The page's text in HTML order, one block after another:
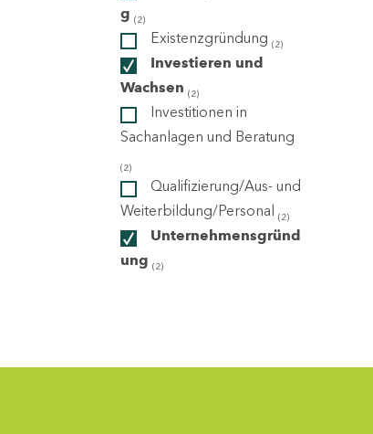
g (2)
Existenzgründung (2)
Investieren und
Wachsen (2)
Investitionen in
Sachanlagen und Beratung
(2)
Qualifizierung/Aus- und
Weiterbildung/Personal (2)
Unternehmensgründ
ung (2)